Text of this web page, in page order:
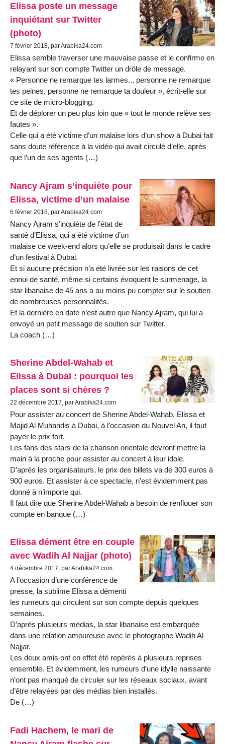
Elissa poste un message
inquiétant sur Twitter
(photo)
7 février 2018, par Arabika24.com
Elissa semble traverser une mauvaise passe et le confirme en
relayant sur son compte Twitter un drôle de message.
« Personne ne remarque tes larmes.., personne ne remarque
tes peines, personne ne remarque ta douleur », écrit-elle sur
ce site de micro-blogging.
Et de déplorer un peu plus loin que « tout le monde relève ses
fautes ».
Celle qui a été victime d’un malaise lors d’un show à Dubai fait
sans doute référence à la vidéo qui avait circulé d’elle, après
que l’un de ses agents (…)
Nancy Ajram s’inquiète pour
Elissa, victime d’un malaise
6 février 2018, par Arabika24.com
Nancy Ajram s’inquiète de l’état de
santé d’Elissa, qui a été victime d’un
malaise ce week-end alors qu’elle se produisait dans le cadre
d’un festival à Dubai.
Et si aucune précision n’a été livrée sur les raisons de cet
ennui de santé, même si certains évoquent le surmenage, la
star libanaise de 45 ans a au moins pu compter sur le soutien
de nombreuses personnalités.
Et la dernière en date n’est autre que Nancy Ajram, qui lui a
envoyé un petit message de soutien sur Twitter.
La coach (…)
Sherine Abdel-Wahab et
Elissa à Dubai : pourquoi les
places sont si chères ?
22 décembre 2017, par Arabika24.com
Pour assister au concert de Sherine Abdel-Wahab, Elissa et
Majid Al Muhandis à Dubai, à l’occasion du Nouvel An, il faut
payer le prix fort.
Les fans des stars de la chanson orientale devront mettre la
main à la proche pour assister au concert à leur idole.
D’après les organisateurs, le prix des billets va de 300 euros à
900 euros. Et assister à ce spectacle, n’est évidemment pas
donné à n’importe qui.
Il faut dire que Sherine Abdel-Wahab a besoin de renflouer son
compte en banque (…)
Elissa dément être en couple
avec Wadih Al Najjar (photo)
4 décembre 2017, par Arabika24.com
A l’occasion d’une conférence de
presse, la sublime Elissa a démenti
les rumeurs qui circulent sur son compte depuis quelques
semaines.
D’après plusieurs médias, la star libanaise est embarquée
dans une relation amoureuse avec le photographe Wadih Al
Najjar.
Les deux amis ont en effet été repérés à plusieurs reprises
ensemble. Et évidemment, les rumeurs d’une idylle naissante
n’ont pas manqué de circuler sur les réseaux sociaux, avant
d’être relayées par des médias bien installés.
De (…)
Fadi Hachem, le mari de